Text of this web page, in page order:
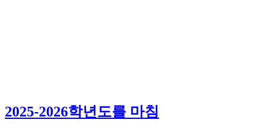
2025-2026학년도를 마침